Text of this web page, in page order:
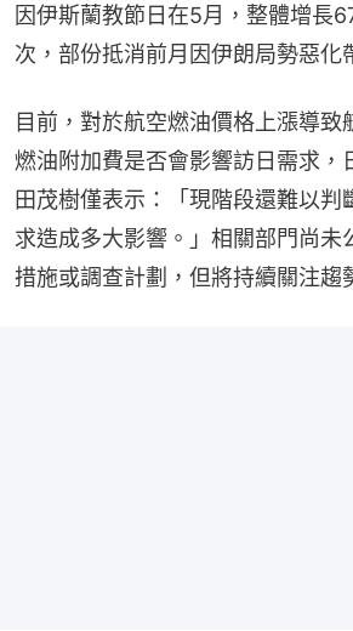
因伊斯蘭教節日在5月，整體增長
次，部份抵消前月因伊朗局勢惡化
目前，對於航空燃油價格上漲導致
燃油附加費是否會影響訪日需求，
田茂樹僅表示：「現階段還難以判
求造成多大影響。」相關部門尚未
措施或調查計劃，但將持續關注趨